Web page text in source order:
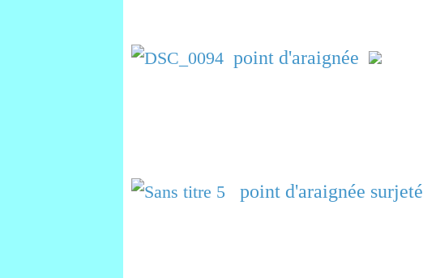
point d'araignée
point d'araignée surjeté